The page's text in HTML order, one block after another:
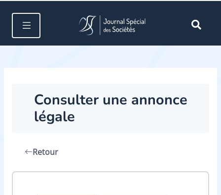
Consulter une annonce
légale
Retour